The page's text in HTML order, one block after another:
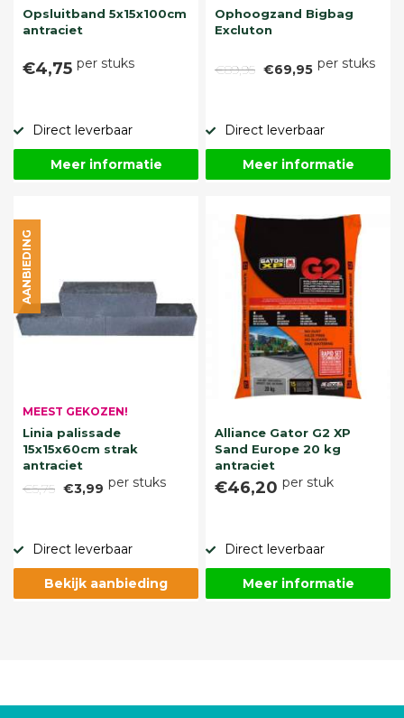
Opsluitband 5x15x100cm
antraciet
€4,75 per stuks
Direct leverbaar
Meer informatie
Ophoogzand Bigbag
Excluton
€89,95 €69,95 per stuks
Direct leverbaar
Meer informatie
MEEST GEKOZEN!
Linia palissade
15x15x60cm strak
antraciet
€5,75 €3,99 per stuks
AANBIEDING
Direct leverbaar
Bekijk aanbieding
Alliance Gator G2 XP
Sand Europe 20 kg
antraciet
€46,20 per stuk
Direct leverbaar
Meer informatie